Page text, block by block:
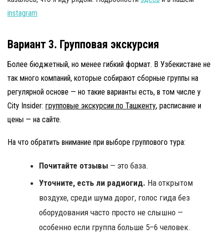
instagram
Вариант 3. Групповая экскурсия
Более бюджетный, но менее гибкий формат. В Узбекистане не
так много компаний, которые собирают сборные группы на
регулярной основе — но такие варианты есть, в том числе у
City Insider: групповые экскурсии по Ташкенту, расписание и
цены — на сайте.
На что обратить внимание при выборе группового тура:
Почитайте отзывы — это база.
Уточните, есть ли радиогид. На открытом
воздухе, среди шума дорог, голос гида без
оборудования часто просто не слышно —
особенно если группа больше 5–6 человек.